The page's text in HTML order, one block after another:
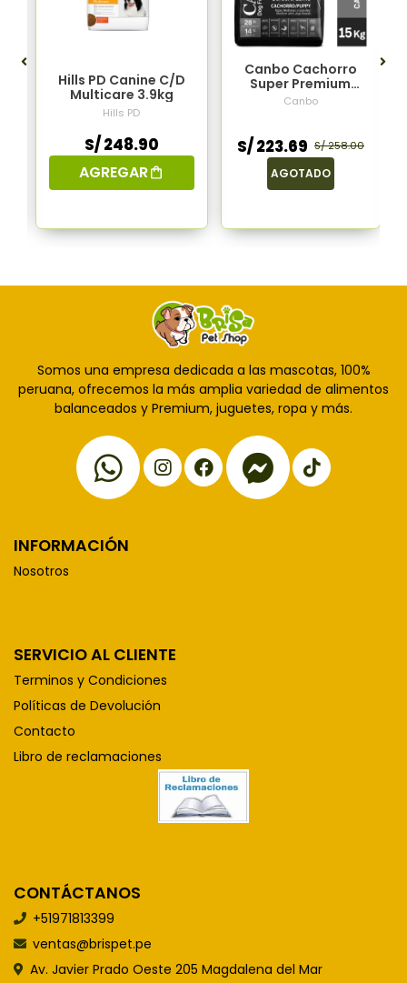
Hills PD Canine C/D
Multicare 3.9kg
Hills PD
S/ 248.90
AGREGAR
Canbo Cachorro
Super Premium
Cordero Razas
Canbo
S/ 258.00
S/ 223.69
AGOTADO
Somos una empresa dedicada a las mascotas, 100%
peruana, ofrecemos la más amplia variedad de alimentos
balanceados y Premium, juguetes, ropa y más.
INFORMACIÓN
Nosotros
SERVICIO AL CLIENTE
Terminos y Condiciones
Políticas de Devolución
Contacto
Libro de reclamaciones
CONTÁCTANOS
+51971813399
ventas@brispet.pe
Av. Javier Prado Oeste 205 Magdalena del Mar